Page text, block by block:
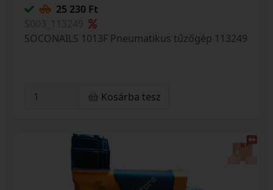
25 230 Ft
SOCONAILS 1013F Pneumatikus tűzőgép 113249
Kosárba tesz